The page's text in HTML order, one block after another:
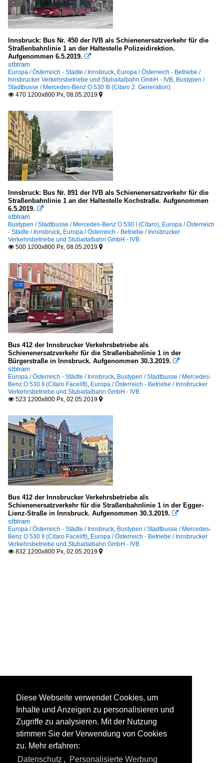
Innsbruck: Bus Nr. 450 der IVB als Schienenersatzverkehr für die
Straßenbahnlinie 1 an der Haltestelle Polizeidirektion.
Aufgenommen 6.5.2019. 
stbtram
Europa / Österreich - Städte / Innsbruck, Europa / Österreich - Betriebe /
Innsbrucker Verkehrsbetriebe und Stubaitalbahn GmbH - IVB, Bustypen /
Stadtbusse / Mercedes-Benz O 530 III (Citaro 2. Generation)
 470 1200x800 Px, 08.05.2019 
Innsbruck: Bus Nr. 891 der IVB als Schienenersatzverkehr für die
Straßenbahnlinie 1 an der Haltestelle Kochstraße. Aufgenommen
6.5.2019. 
stbtram
Bustypen / Stadtbusse / Mercedes-Benz O 530 I (Citaro), Europa / Österreich
- Städte / Innsbruck, Europa / Österreich - Betriebe / Innsbrucker
Verkehrsbetriebe und Stubaitalbahn GmbH - IVB
 500 1200x800 Px, 08.05.2019 
Bus 412 der Innsbrucker Verkehrsbetriebe als
Schienenersatzverkehr für die Straßenbahnlinie 1 in der
Bürgerstraße in Innsbruck. Aufgenommen 30.3.2019. 
stbtram
Europa / Österreich - Städte / Innsbruck, Bustypen / Stadtbusse / Mercedes-
Benz O 530 II (Citaro Facelift), Europa / Österreich - Betriebe / Innsbrucker
Verkehrsbetriebe und Stubaitalbahn GmbH - IVB
 523 1200x800 Px, 02.05.2019 
Bus 412 der Innsbrucker Verkehrsbetriebe als
Schienenersatzverkehr für die Straßenbahnlinie 1 in der Egger-
Lienz-Straße in Innsbruck. Aufgenommen 30.3.2019. 
stbtram
Europa / Österreich - Städte / Innsbruck, Bustypen / Stadtbusse / Mercedes-
Benz O 530 II (Citaro Facelift), Europa / Österreich - Betriebe / Innsbrucker
Verkehrsbetriebe und Stubaitalbahn GmbH - IVB
 832 1200x800 Px, 02.05.2019 
Diese Webseite verwendet Cookies, um
Inhalte und Anzeigen zu personalisieren und
Zugriffe zu analysieren. Mit der Nutzung
stimmen Sie der Verwendung von Cookies
zu. Mehr erfahren:
Datenschutz , Personalisierte Werbung